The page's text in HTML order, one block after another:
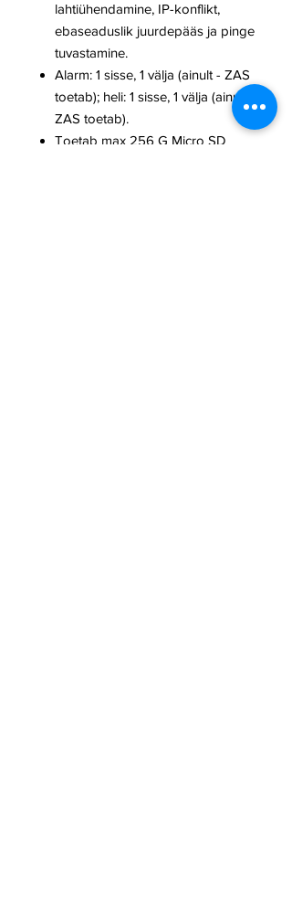
lahtiühendamine, IP-konflikt,
ebaseaduslik juurdepääs ja pinge
tuvastamine.
Alarm: 1 sisse, 1 välja (ainult - ZAS
toetab); heli: 1 sisse, 1 välja (ainult -
ZAS toetab).
Toetab max 256 G Micro SD